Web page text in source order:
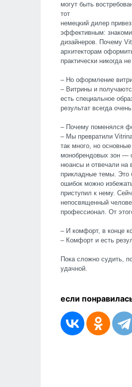
могут быть
тот
немецкий дилер
эффективным:
дизайнеров. Почему
архитекторам
практически никогда
– Но оформление
– Витрины и
есть специальное
результат всегда
– Почему поменялся
– Мы превратили
так много, но
монобрендовых зон —
нюансы и отвечали на
прикладные темы. Это
ошибок можно
приступил к нему.
непосвященный
профессионал. От
– И комфорт, в конце
– Комфорт и есть
Пока сложно судить,
удачной.
если